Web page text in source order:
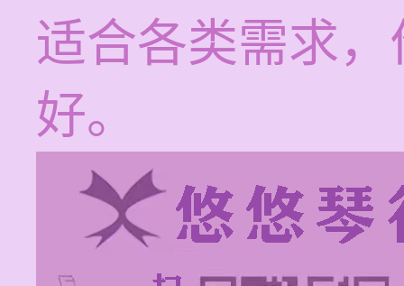
适合各类需求
好。